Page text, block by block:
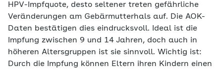
HPV-Impfquote, desto seltener treten gefährliche
Veränderungen am Gebärmutterhals auf. Die AOK-
Daten bestätigen dies eindrucksvoll. Ideal ist die
Impfung zwischen 9 und 14 Jahren, doch auch in
höheren Altersgruppen ist sie sinnvoll. Wichtig ist:
Durch die Impfung können Eltern ihren Kindern einen